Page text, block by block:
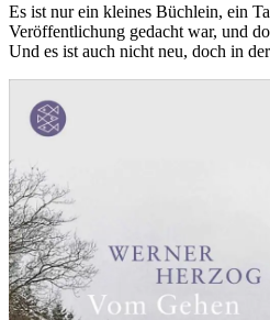
Es ist nur ein kleines Büchlein, ein
Veröffentlichung gedacht war, und
Und es ist auch nicht neu, doch in der